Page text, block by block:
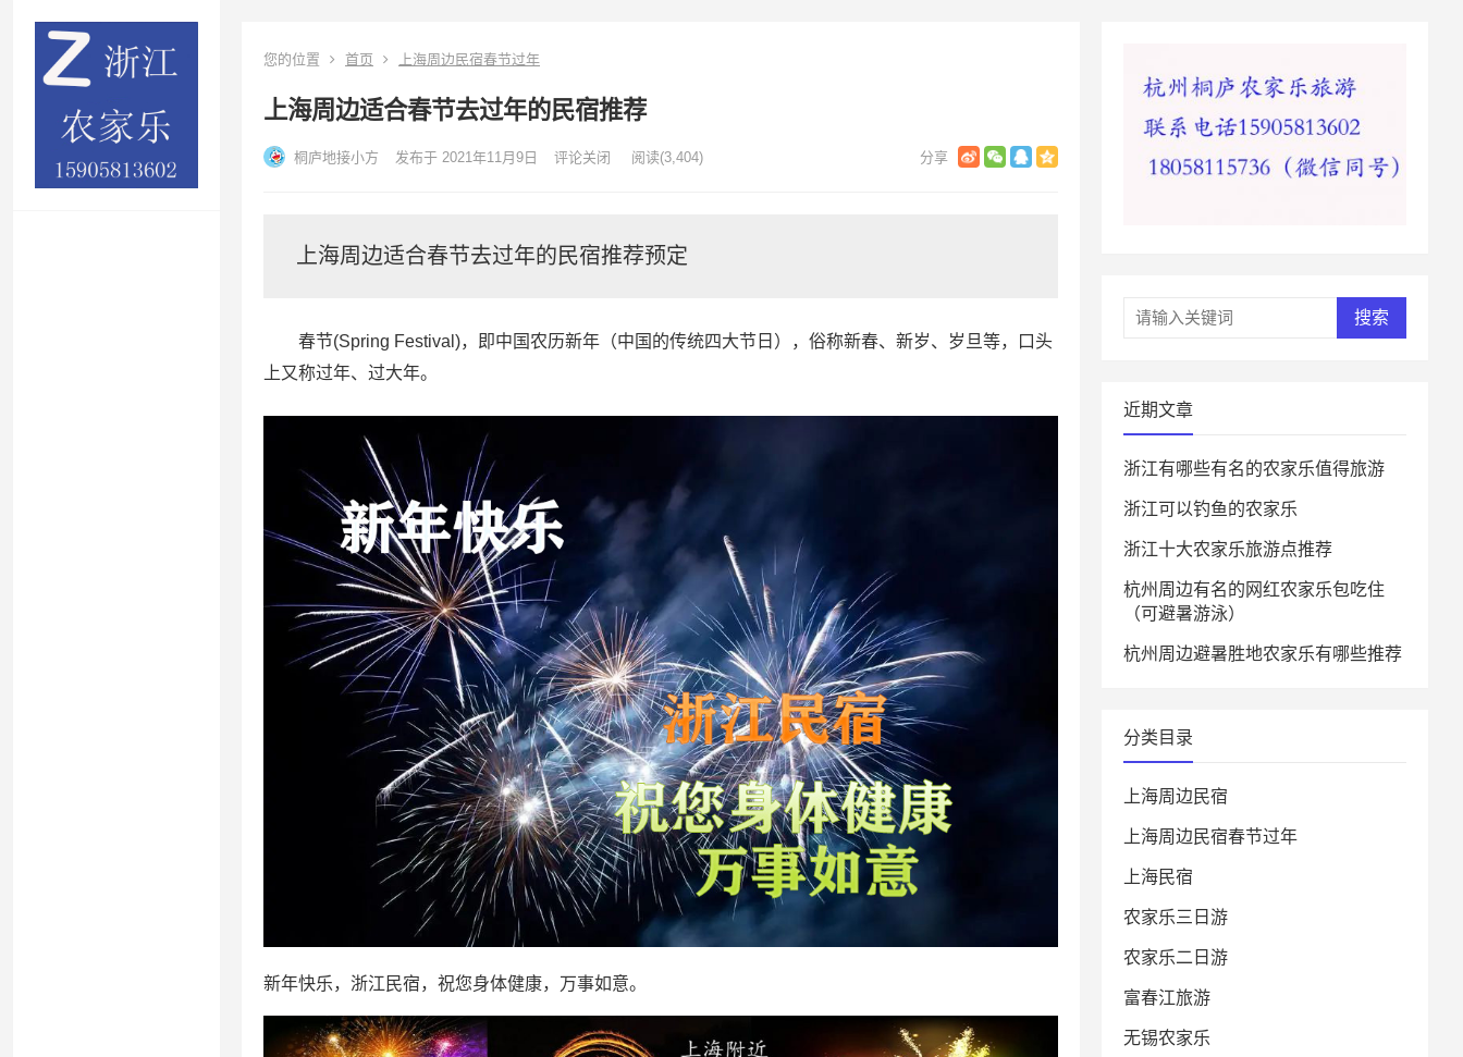
您的位置 首页 上海周边民宿春节过年
上海周边适合春节去过年的民宿推荐
桐庐地接小方 发布于 2021年11月9日 评论关闭 阅读(3,404)
上海周边适合春节去过年的民宿推荐预定
春节(Spring Festival)，即中国农历新年（中国的传统四大节日），俗称新春、新岁、岁旦等，口头
上又称过年、过大年。
新年快乐，浙江民宿，祝您身体健康，万事如意。
搜索
近期文章
浙江有哪些有名的农家乐值得旅游
浙江可以钓鱼的农家乐
浙江十大农家乐旅游点推荐
杭州周边有名的网红农家乐包吃住
（可避暑游泳）
杭州周边避暑胜地农家乐有哪些推荐
分类目录
上海周边民宿
上海周边民宿春节过年
上海民宿
农家乐三日游
农家乐二日游
富春江旅游
无锡农家乐